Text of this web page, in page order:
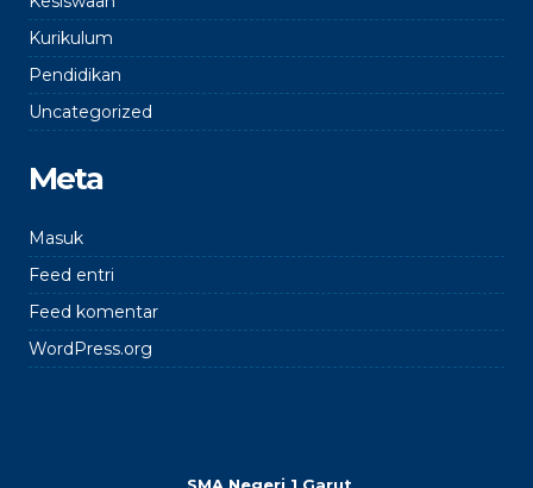
Kurikulum
Pendidikan
Uncategorized
Meta
Masuk
Feed entri
Feed komentar
WordPress.org